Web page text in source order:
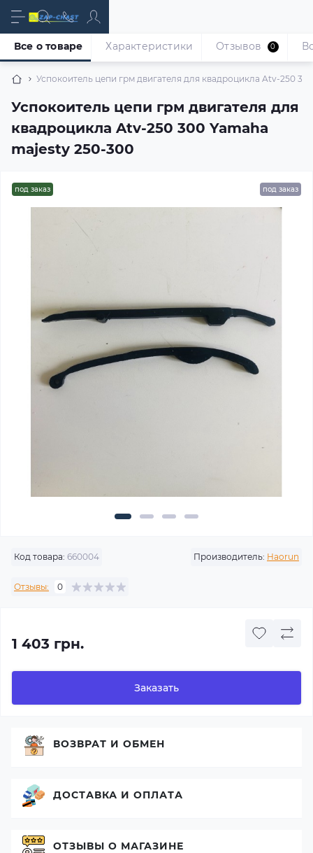
Успокоитель цепи грм двигателя для квадроцикла Atv-250
Успокоитель цепи грм двигателя для
квадроцикла Atv-250 300 Yamaha
majesty 250-300
Все о товаре Характеристики Отзывов 0
под заказ под заказ
Код товара: 660004 Производитель: Haorun
Отзывы: 0
1 403 грн.
Заказать
ВОЗВРАТ И ОБМЕН
ДОСТАВКА И ОПЛАТА
ОТЗЫВЫ О МАГАЗИНЕ